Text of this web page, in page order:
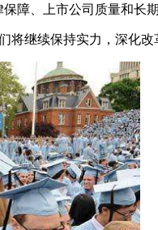
障、上市公司质量和长
继续保持实力，深化